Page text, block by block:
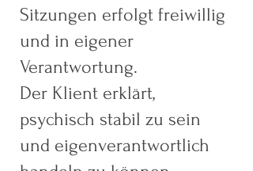
Sitzungen erfolgt freiwillig
und in eigener
Verantwortung.
Der Klient erklärt,
psychisch stabil zu sein
und eigenverantwortlich